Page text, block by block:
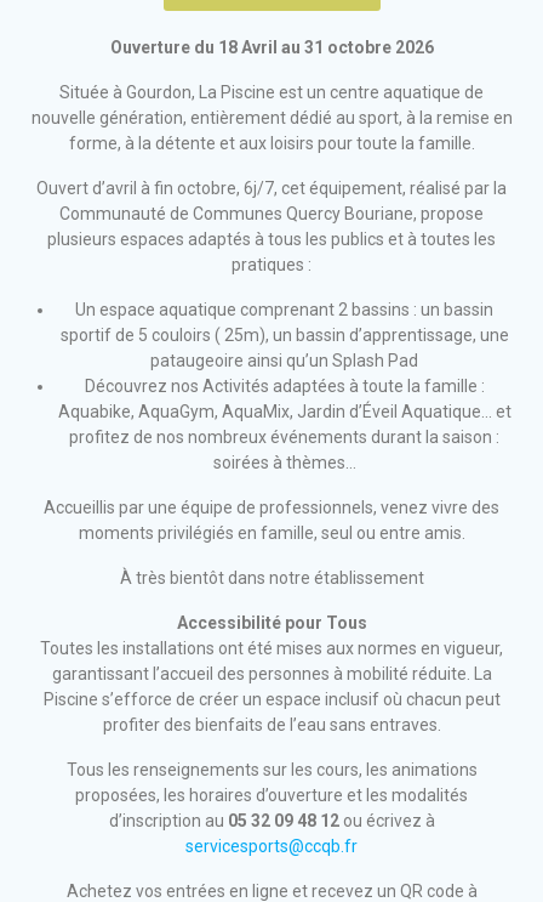
Ouverture du 18 Avril au 31 octobre 2026
Située à Gourdon, La Piscine est un centre aquatique de
nouvelle génération, entièrement dédié au sport, à la remise en
forme, à la détente et aux loisirs pour toute la famille.
Ouvert d’avril à fin octobre, 6j/7, cet équipement, réalisé par la
Communauté de Communes Quercy Bouriane, propose
plusieurs espaces adaptés à tous les publics et à toutes les
pratiques :
Un espace aquatique comprenant 2 bassins : un bassin
sportif de 5 couloirs ( 25m), un bassin d’apprentissage, une
pataugeoire ainsi qu’un Splash Pad
Découvrez nos Activités adaptées à toute la famille :
Aquabike, AquaGym, AquaMix, Jardin d’Éveil Aquatique… et
profitez de nos nombreux événements durant la saison :
soirées à thèmes…
Accueillis par une équipe de professionnels, venez vivre des
moments privilégiés en famille, seul ou entre amis.
À très bientôt dans notre établissement
Accessibilité pour Tous
Toutes les installations ont été mises aux normes en vigueur,
garantissant l’accueil des personnes à mobilité réduite. La
Piscine s’efforce de créer un espace inclusif où chacun peut
profiter des bienfaits de l’eau sans entraves.
Tous les renseignements sur les cours, les animations
proposées, les horaires d’ouverture et les modalités
d’inscription au 05 32 09 48 12 ou écrivez à
servicesports@ccqb.fr
Achetez vos entrées en ligne et recevez un QR code à